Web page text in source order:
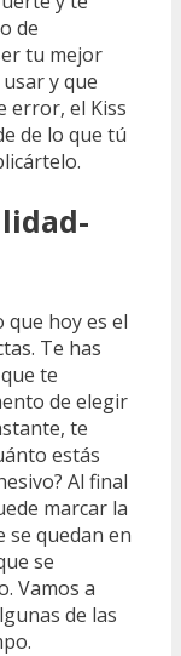
de
tu mejor
y que
error, el Kiss
de lo que tú
que hoy es el
Te has
te
de elegir
te
estás
Al final
marcar la
se quedan en
se
Vamos a
de las